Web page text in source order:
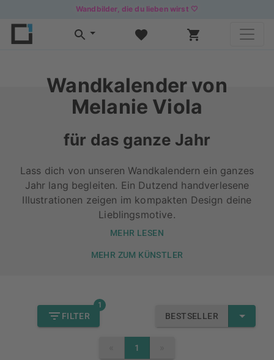
Wandbilder, die du lieben wirst 🤍
Wandkalender von
Melanie Viola
für das ganze Jahr
Lass dich von unseren Wandkalendern ein ganzes
Jahr lang begleiten. Ein Dutzend handverlesene
Illustrationen zeigen im kompakten Design deine
Lieblingsmotive.
MEHR LESEN
MEHR ZUM KÜNSTLER
FILTER
1
BESTSELLER
PREVIOUS
1